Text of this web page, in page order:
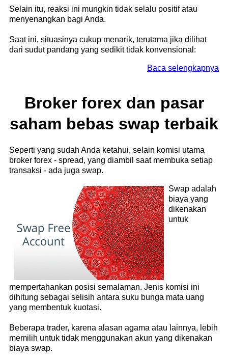
Selain itu, reaksi ini mungkin tidak selalu positif atau
menyenangkan bagi Anda.
Saat ini, situasinya cukup menarik, terutama jika dilihat
dari sudut pandang yang sedikit tidak konvensional:
Baca selengkapnya
Broker forex dan pasar
saham bebas swap terbaik
Seperti yang sudah Anda ketahui, selain komisi utama
broker forex - spread, yang diambil saat membuka setiap
transaksi - ada juga swap.
Swap adalah
biaya yang
dikenakan
untuk
mempertahankan posisi semalaman. Jenis komisi ini
dihitung sebagai selisih antara suku bunga mata uang
yang membentuk kuotasi.
Beberapa trader, karena alasan agama atau lainnya, lebih
memilih untuk tidak menggunakan akun yang dikenakan
biaya swap.